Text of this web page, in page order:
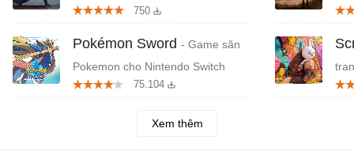
750
Pokémon Sword - Game săn
Pokemon cho Nintendo Switch
75.104
Xem thêm